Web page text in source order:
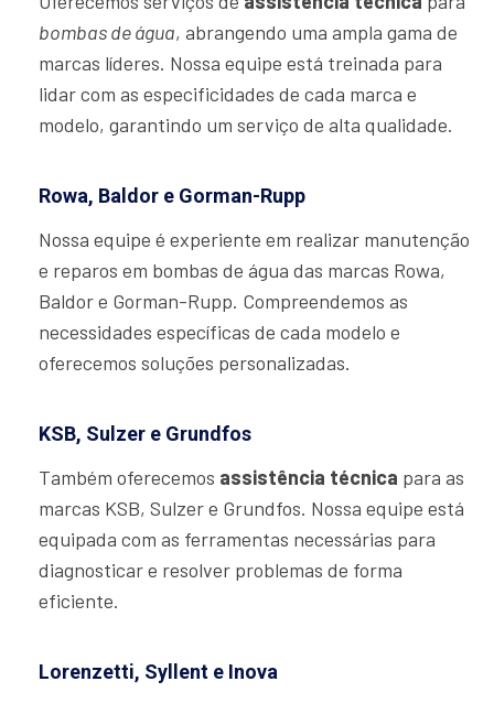
bombas de água, abrangendo uma ampla gama de
marcas líderes. Nossa equipe está treinada para
lidar com as especificidades de cada marca e
modelo, garantindo um serviço de alta qualidade.
Rowa, Baldor e Gorman-Rupp
Nossa equipe é experiente em realizar manutenção
e reparos em bombas de água das marcas Rowa,
Baldor e Gorman-Rupp. Compreendemos as
necessidades específicas de cada modelo e
oferecemos soluções personalizadas.
KSB, Sulzer e Grundfos
Também oferecemos assistência técnica para as
marcas KSB, Sulzer e Grundfos. Nossa equipe está
equipada com as ferramentas necessárias para
diagnosticar e resolver problemas de forma
eficiente.
Lorenzetti, Syllent e Inova